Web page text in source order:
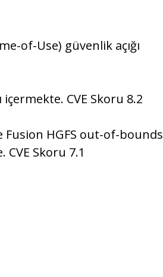
of-Use) güvenlik açığı
içermekte. CVE Skoru 8.2
Fusion HGFS out-of-bounds
CVE Skoru 7.1